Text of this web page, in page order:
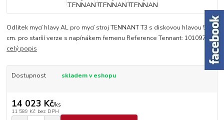
Odlitek mycí hlavy AL pro mycí stroj TENNANT T3 s diskovou hlavou 50
cm. pro starší verze s napínákem řemenu Reference Tennant: 1010970
celý popis
Dostupnost skladem v eshopu
14 023 Kč/ks
11 589 Kč bez DPH